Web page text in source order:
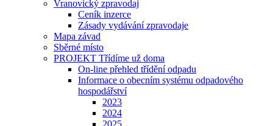
Vranovický zpravodaj
Ceník inzerce
Zásady vydávání zpravodaje
Mapa závad
Sběrné místo
PROJEKT Třídíme už doma
On-line přehled třídění odpadu
Informace o obecním systému odpadového
hospodářství
2023
2024
2025